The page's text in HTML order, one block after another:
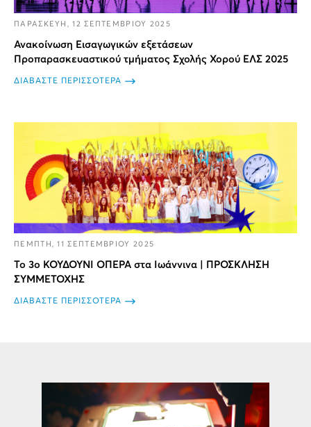
ΠΑΡΑΣΚΕΥΗ, 12 ΣΕΠΤΕΜΒΡΙΟΥ 2025
Ανακοίνωση Εισαγωγικών εξετάσεων
Προπαρασκευαστικού τμήματος Σχολής Χορού ΕΛΣ 2025
ΔΙΑΒΑΣΤΕ ΠΕΡΙΣΣΟΤΕΡΑ
ΠΕΜΠΤΗ, 11 ΣΕΠΤΕΜΒΡΙΟΥ 2025
Το 3ο ΚΟΥΔΟΥΝΙ ΟΠΕΡΑ στα Ιωάννινα | ΠΡΟΣΚΛΗΣΗ
ΣΥΜΜΕΤΟΧΗΣ
ΔΙΑΒΑΣΤΕ ΠΕΡΙΣΣΟΤΕΡΑ